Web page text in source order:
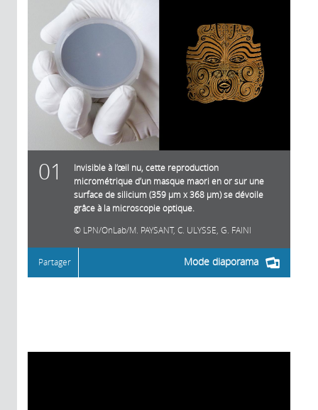
01
Invisible à l’œil nu, cette reproduction
micrométrique d’un masque maori en or sur une
surface de silicium (359 µm x 368 µm) se dévoile
grâce à la microscopie optique.
LPN/OnLab/M. PAYSANT, C. ULYSSE, G. FAINI
Mode diaporama
Partager